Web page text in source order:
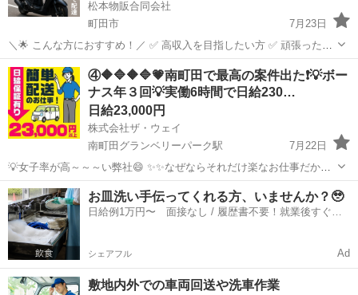
松本物販合同会社
町田市
7月23日
＼🌟 こんな方におすすめ！／ ✅ 高収入を目指したい方 ✅ 頑張った分
だけ稼ぎたい方 ✅ 副業・Wワークをしたい方 ✅ 自由な働き方をした
い方 ✅ 安定した仕事を探している方 配達時は専用...
東京 町田市 配送
④🔶🔷🔶🔷💗南町田で最高の案件出た❗️💡ボー
ナス年３回💡実働6時間で日給230…
日給23,000円
株式会社ザ・ウェイ
南町田グランベリーパーク駅
7月22日
💡女子率が高～～～い弊社😄 ✨✨なぜならそれだけ楽なお仕事だから
(^^♪ 💛💛女子でも楽勝で出来ちゃうお仕事💛💛 実働６時間の仕事って
こんな感じですよ😄 午前中に３時間配送・・・ ゆっくりお...
東京 町田市 南町田グランベリーパーク駅 配送
ギグワーク
お皿洗い手伝ってくれる方、いませんか？🥹
日給例1万円〜 面接なし / 履歴書不要！就業後すぐに
シェアフル Ad
敷地内外での車両回送や洗車作業